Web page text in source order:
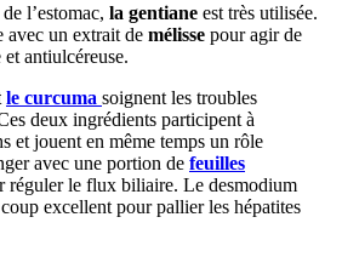
l’estomac, la gentiane est très utilisée.
avec un extrait de mélisse pour agir de
antiulcéreuse.
le curcuma soignent les troubles
deux ingrédients participent à
et jouent en même temps un rôle
avec une portion de feuilles
réguler le flux biliaire. Le desmodium
excellent pour pallier les hépatites